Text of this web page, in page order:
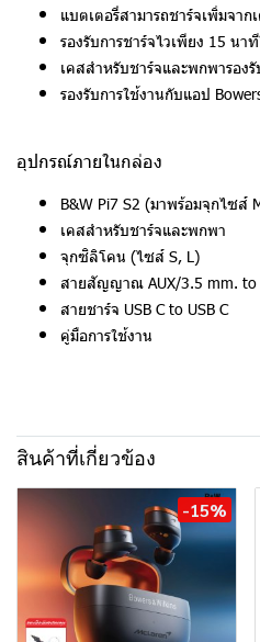
แบตเตอรี่สามารถชาร์จเพิ่มจา
รองรับการชาร์จไวเพียง 15 นา
เคสสำหรับชาร์จและพกพารองรั
รองรับการใช้งานกับแอป
อุปกรณ์ภายในกล่อง
B&W Pi7 S2 (มาพร้อมจุกไซส์
เคสสำหรับชาร์จและพกพา
จุกซิลิโคน (ไซส์ S, L)
สายสัญญาณ AUX/3.5 mm. to
สายชาร์จ USB C to USB C
คู่มือการใช้งาน
สินค้าที่เกี่ยวข้อง
-15%